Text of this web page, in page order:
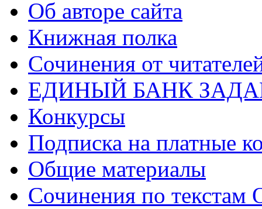
Об авторе сайта
Книжная полка
Cочинения от
ЕДИНЫЙ БАНК
Конкурсы
Подписка на платные
Общие материалы
Сочинения по текстам